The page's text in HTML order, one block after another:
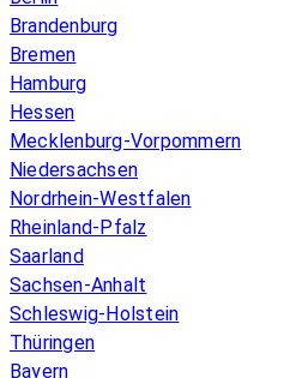
Brandenburg
Bremen
Hamburg
Hessen
Mecklenburg-Vorpommern
Niedersachsen
Nordrhein-Westfalen
Rheinland-Pfalz
Saarland
Sachsen-Anhalt
Schleswig-Holstein
Thüringen
Bayern